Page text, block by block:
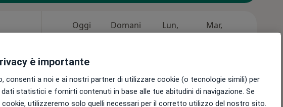
Oggi
8 Ago
Domani
9 Ago
Lun,
10 Ago
Mar,
11 Ago 12 Ago
Chiedi di attivare le prenotazioni online
è importante
consenti a noi e ai nostri partner di utilizzare cookie (o tecnologie simili) per
statistici e fornirti contenuti in base alle tue abitudini di navigazione. Se
utilizzeremo solo quelli necessari per il corretto utilizzo del nostro sito.